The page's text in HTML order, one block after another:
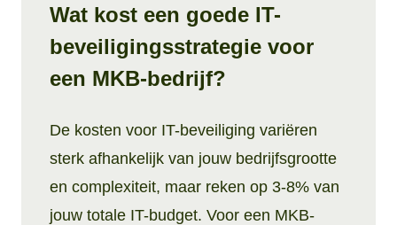
Wat kost een goede IT-
beveiligingsstrategie voor
een MKB-bedrijf?
De kosten voor IT-beveiliging variëren
sterk afhankelijk van jouw bedrijfsgrootte
en complexiteit, maar reken op 3-8% van
jouw totale IT-budget. Voor een MKB-